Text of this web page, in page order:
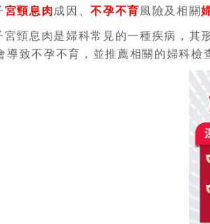
宮頸息肉 成因、不孕不育 風險及相關
宮頸息肉是婦科常見的一種疾病，其
導致不孕不育，並推薦相關的婦科檢